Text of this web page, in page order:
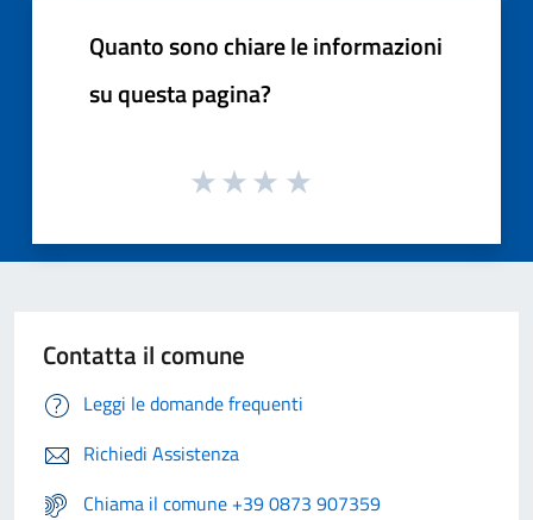
Quanto sono chiare le informazioni
su questa pagina?
Contatta il comune
Leggi le domande frequenti
Richiedi Assistenza
Chiama il comune +39 0873 907359